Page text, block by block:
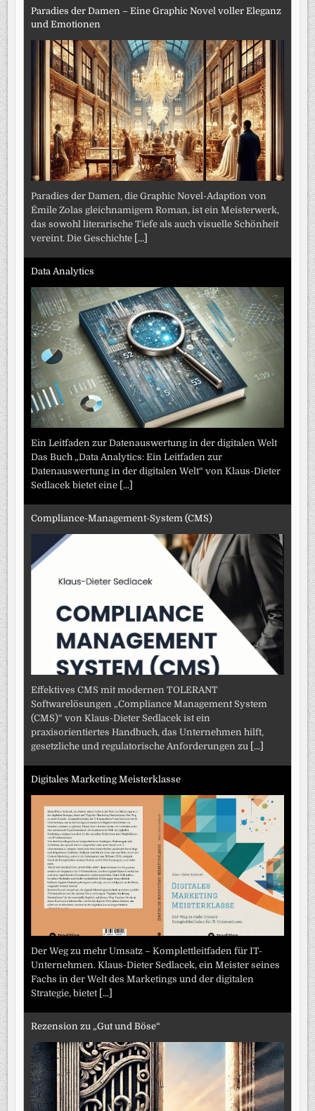
Paradies der Damen – Eine Graphic Novel voller Eleganz
und Emotionen
Paradies der Damen, die Graphic Novel-Adaption von
Émile Zolas gleichnamigem Roman, ist ein Meisterwerk,
das sowohl literarische Tiefe als auch visuelle Schönheit
vereint. Die Geschichte [...]
Data Analytics
Ein Leitfaden zur Datenauswertung in der digitalen Welt
Das Buch „Data Analytics: Ein Leitfaden zur
Datenauswertung in der digitalen Welt“ von Klaus-Dieter
Sedlacek bietet eine [...]
Compliance-Management-System (CMS)
Effektives CMS mit modernen TOLERANT
Softwarelösungen „Compliance Management System
(CMS)“ von Klaus-Dieter Sedlacek ist ein
praxisorientiertes Handbuch, das Unternehmen hilft,
gesetzliche und regulatorische Anforderungen zu [...]
Digitales Marketing Meisterklasse
Der Weg zu mehr Umsatz – Komplettleitfaden für IT-
Unternehmen. Klaus-Dieter Sedlacek, ein Meister seines
Fachs in der Welt des Marketings und der digitalen
Strategie, bietet [...]
Rezension zu „Gut und Böse“